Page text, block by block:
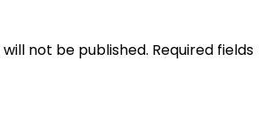
not be published. Required fields